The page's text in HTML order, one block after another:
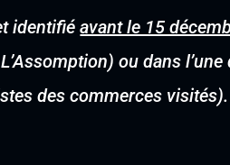
identifiéavant le 15
ou dans l’une
des commerces visités).